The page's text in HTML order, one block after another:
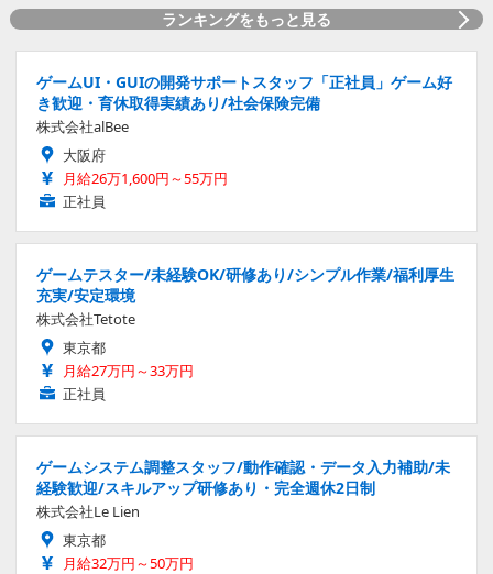
ランキングをもっと見る
ゲームUI・GUIの開発サポートスタッフ「正社員」ゲーム好
き歓迎・育休取得実績あり/社会保険完備
株式会社alBee
大阪府
月給26万1,600円～55万円
正社員
ゲームテスター/未経験OK/研修あり/シンプル作業/福利厚生
充実/安定環境
株式会社Tetote
東京都
月給27万円～33万円
正社員
ゲームシステム調整スタッフ/動作確認・データ入力補助/未
経験歓迎/スキルアップ研修あり・完全週休2日制
株式会社Le Lien
東京都
月給32万円～50万円